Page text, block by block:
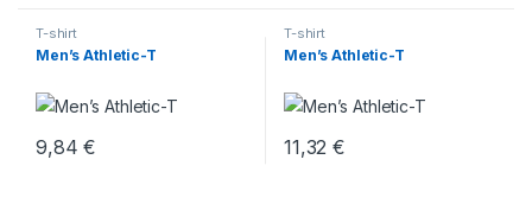
T-shirt
Men’s Athletic-T
9,84€
T-shirt
Men’s Athletic-T
11,32€